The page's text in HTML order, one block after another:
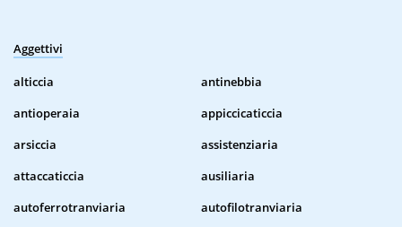
Aggettivi
alticcia
antinebbia
antioperaia
appiccicaticcia
arsiccia
assistenziaria
attaccaticcia
ausiliaria
autoferrotranviaria
autofilotranviaria